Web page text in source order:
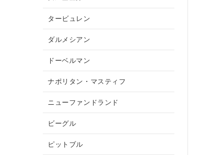
タービュレン
ダルメシアン
ドーベルマン
ナポリタン・マスティフ
ニューファンドランド
ビーグル
ピットブル